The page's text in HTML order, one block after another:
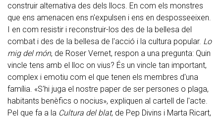
construir alternativa des dels llocs. En com els monstres
que ens amenacen ens n'expulsen i ens en desposseeixen.
I en com resistir i reconstruir-los des de la bellesa del
combat i des de la bellesa de l'acció i la cultura popular. Lo
mig del món, de Roser Vernet, respon a una pregunta: Quin
vincle tens amb el lloc on vius? És un vincle tan important,
complex i emotiu com el que tenen els membres d'una
família. «S'hi juga el nostre paper de ser persones o plaga,
habitants benèfics o nocius», expliquen al cartell de l'acte.
Pel que fa a la Cultura del blat, de Pep Divins i Marta Ricart,